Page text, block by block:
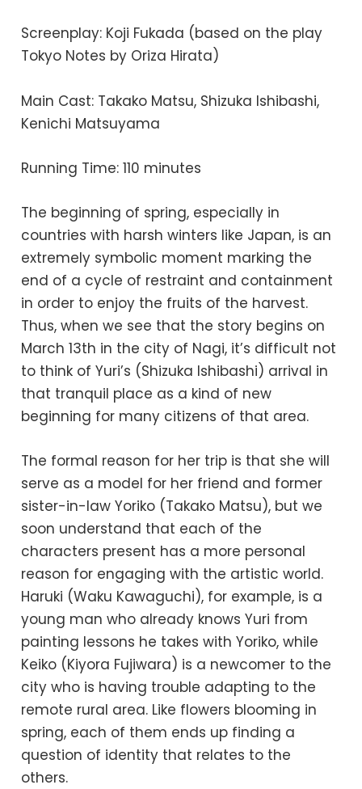
Screenplay: Koji Fukada (based on the play
Tokyo Notes by Oriza Hirata)
Main Cast: Takako Matsu, Shizuka Ishibashi,
Kenichi Matsuyama
Running Time: 110 minutes
The beginning of spring, especially in
countries with harsh winters like Japan, is an
extremely symbolic moment marking the
end of a cycle of restraint and containment
in order to enjoy the fruits of the harvest.
Thus, when we see that the story begins on
March 13th in the city of Nagi, it’s difficult not
to think of Yuri’s (Shizuka Ishibashi) arrival in
that tranquil place as a kind of new
beginning for many citizens of that area.
The formal reason for her trip is that she will
serve as a model for her friend and former
sister-in-law Yoriko (Takako Matsu), but we
soon understand that each of the
characters present has a more personal
reason for engaging with the artistic world.
Haruki (Waku Kawaguchi), for example, is a
young man who already knows Yuri from
painting lessons he takes with Yoriko, while
Keiko (Kiyora Fujiwara) is a newcomer to the
city who is having trouble adapting to the
remote rural area. Like flowers blooming in
spring, each of them ends up finding a
question of identity that relates to the
others.